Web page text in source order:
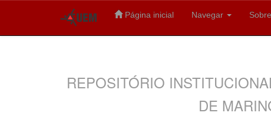
Página inicial Navegar
REPOSITÓRIO
DE